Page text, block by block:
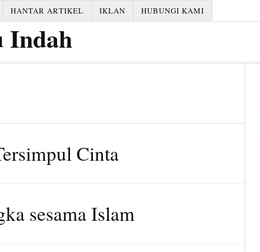
HANTAR ARTIKEL IKLAN HUBUNGI KAMI
Cinta
sesama Islam